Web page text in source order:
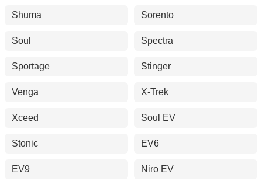
Shuma Sorento
Soul Spectra
Sportage Stinger
Venga X-Trek
Xceed Soul EV
Stonic EV6
EV9 Niro EV